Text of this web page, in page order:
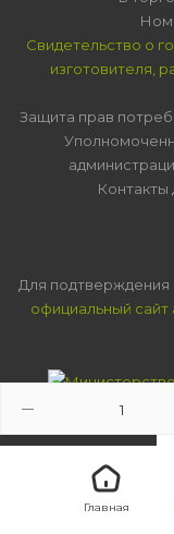
Главная
Свидетельство о
изготовителя,
Защита прав
Контакты
Для подтверждения
официальный сайт